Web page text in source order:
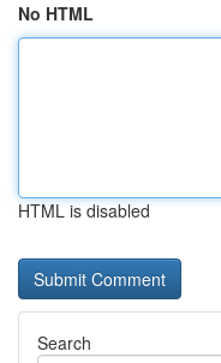
No HTML
HTML is disabled
Search